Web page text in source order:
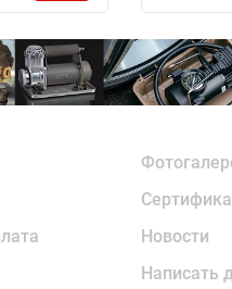
Новости
Написать